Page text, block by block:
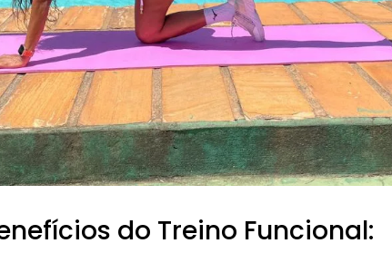
do Treino Funcional: